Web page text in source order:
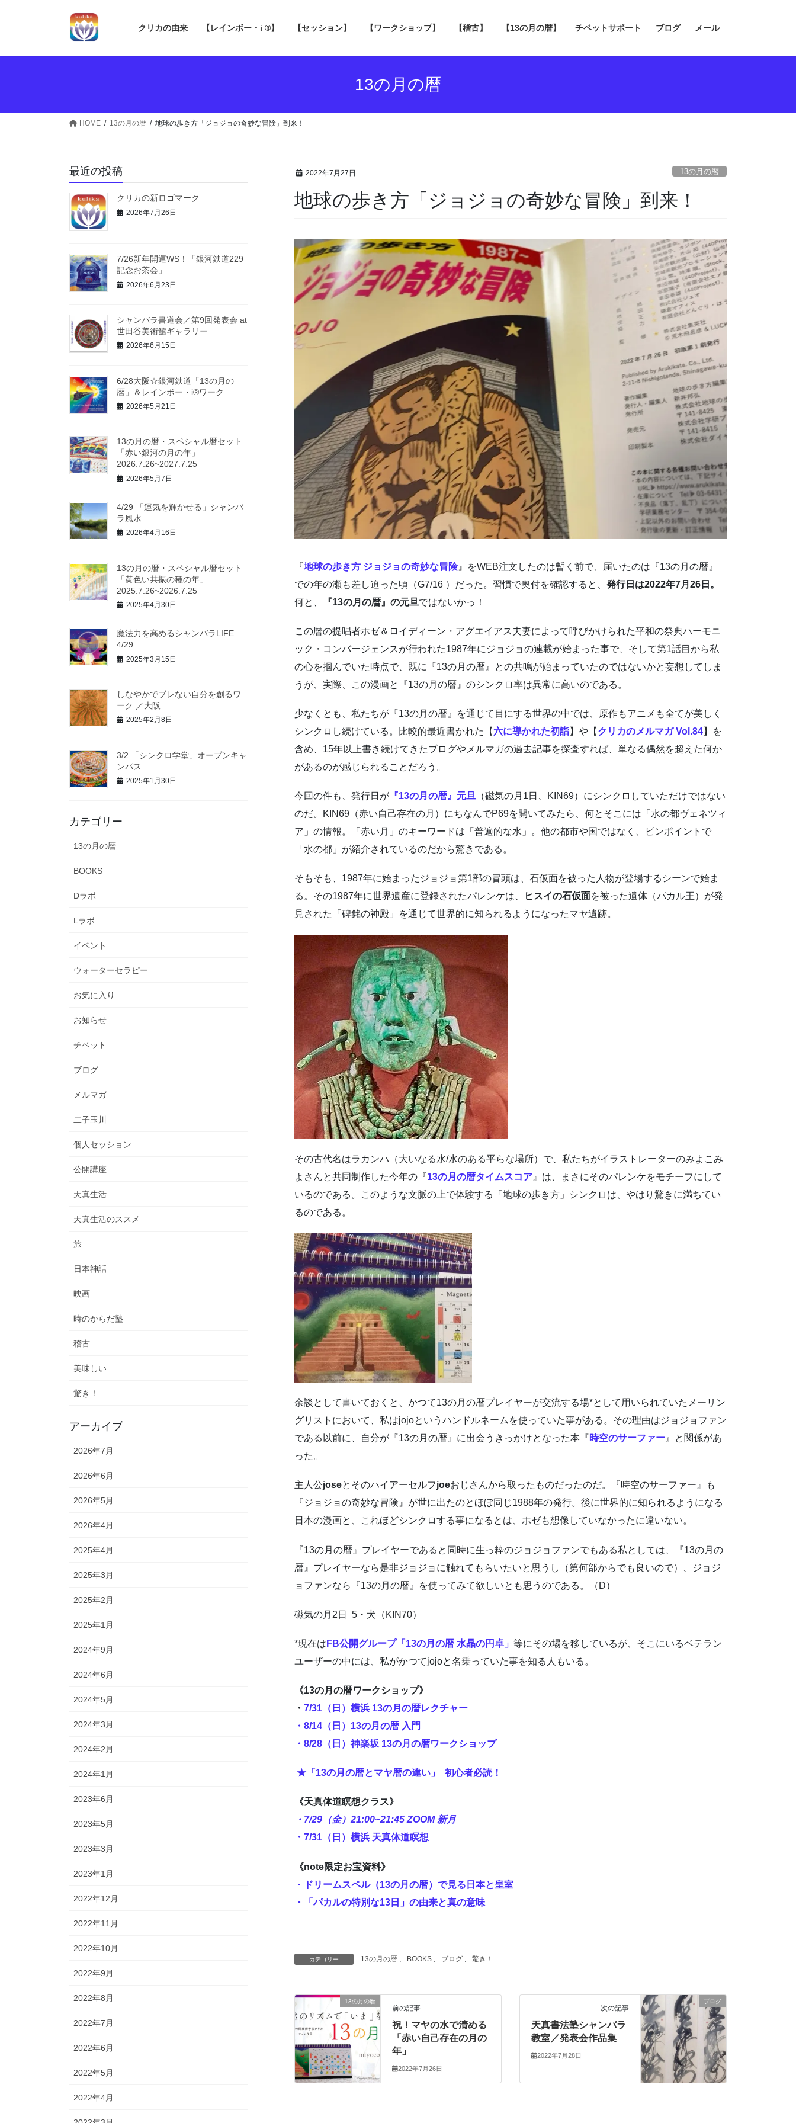
クリカの由来 【レインボー・i ®】 【セッション】 【ワークショップ】 【稽古】 【13の月の暦】 チベットサポート ブログ メール
13の月の暦
HOME 13の月の暦 地球の歩き方「ジョジョの奇妙な冒険」到来！
2022年7月27日 13の月の暦
地球の歩き方「ジョジョの奇妙な冒険」到来！
『地球の歩き方 ジョジョの奇妙な冒険』をWEB注文したのは暫く前で、届いたのは『13の月の暦』
での年の瀬も差し迫った頃（G7/16 ）だった。習慣で奥付を確認すると、 発行日は2022年7月26日。
何と、
『13の月の暦』の元旦ではないかっ！
この暦の提唱者ホゼ＆ロイディーン・アグエイアス夫妻によって呼びかけられた平和の祭典ハーモニ
ック・コンバージェンスが行われた1987年にジョジョの連載が始まった事で、そして第1話目から私
の心を掴んでいた時点で、既に『13の月の暦』との共鳴が始まっていたのではないかと妄想してしま
うが、実際、この漫画と『13の月の暦』のシンクロ率は異常に高いのである。
少なくとも、私たちが『13の月の暦』を通じて目にする世界の中では、原作もアニメも全てが美しく
シンクロし続けている。比較的最近書かれた【六に導かれた初詣】や【 クリカのメルマガ Vol.84】を
含め、15年以上書き続けてきたブログやメルマガの過去記事を探査すれば、単なる偶然を超えた何か
があるのが感じられることだろう。
今回の件も、発行日が 『13の月の暦』元旦 （磁気の月1日、KIN69）にシンクロしていただけではない
のだ。KIN69（赤い自己存在の月）にちなんでP69を開いてみたら、何とそこには「水の都ヴェネツィ
ア」の情報。「赤い月」のキーワードは「普遍的な水」。他の都市や国ではなく、ピンポイントで
「水の都」が紹介されているのだから驚きである。
そもそも、1987年に始まったジョジョ第1部の冒頭は、石仮面を被った人物が登場するシーンで始ま
る。その1987年に世界遺産に登録されたパレンケは、
ヒスイの石仮面を被った遺体（パカル王）が発
見された「碑銘の神殿」を通じて世界的に知られるようになったマヤ遺跡。
その古代名はラカンハ（大いなる水/水のある平らな場所）で、私たちがイラストレーターのみよこみ
よさんと共同制作した今年の『13の月の暦タイムスコア 』は、まさにそのパレンケをモチーフにして
いるのである。このような文脈の上で体験する「地球の歩き方」シンクロは、やはり驚きに満ちてい
るのである。
余談として書いておくと、かつて13の月の暦プレイヤーが交流する場*として用いられていたメーリン
グリストにおいて、私はjojoというハンドルネームを使っていた事がある。その理由はジョジョファン
である以前に、自分が『13の月の暦』に出会うきっかけとなった本『時空のサーファー 』と関係があ
った。
主人公joseとそのハイアーセルフjoeおじさんから取ったものだったのだ。『時空のサーファー』も
『ジョジョの奇妙な冒険』が世に出たのとほぼ同じ1988年の発行。後に世界的に知られるようになる
日本の漫画と、これほどシンクロする事になるとは、ホゼも想像していなかったに違いない。
『13の月の暦』プレイヤーであると同時に生っ粋のジョジョファンでもある私としては、『13の月の
暦』プレイヤーなら是非ジョジョに触れてもらいたいと思うし（第何部からでも良いので）、ジョジ
ョファンなら『13の月の暦』を使ってみて欲しいとも思うのである。（D）
磁気の月2日 5・犬（KIN70）
*現在は FB公開グループ「13の月の暦 水晶の円卓」 等にその場を移しているが、そこにいるベテラン
ユーザーの中には、私がかつてjojoと名乗っていた事を知る人もいる。
《13の月の暦ワークショップ》
・ 7/31（日）横浜 13の月の暦レクチャー
・8/14（日）13の月の暦 入門
・8/28（日）神楽坂 13の月の暦ワークショップ
★「13の月の暦とマヤ暦の違い」 初心者必読！
《天真体道瞑想クラス》
・7/29（金）21:00~21:45 ZOOM 新月
・7/31（日）横浜 天真体道瞑想
《note限定お宝資料》
・
ドリームスペル（13の月の暦）で見る日本と皇室
・「パカルの特別な13日」の由来と真の意味
カテゴリー 13の月の暦 、 BOOKS 、 ブログ 、 驚き！
13の月の暦
前の記事
祝！マヤの水で清める
「赤い自己存在の月の
年」
2022年7月26日
ブログ
次の記事
天真書法塾シャンバラ
教室／発表会作品集
2022年7月28日
最近の投稿
クリカの新ロゴマーク
2026年7月26日
7/26新年開運WS！「銀河鉄道229
記念お茶会」
2026年6月23日
シャンバラ書道会／第9回発表会 at
世田谷美術館ギャラリー
2026年6月15日
6/28大阪☆銀河鉄道「13の月の
暦」＆レインボー・i®ワーク
2026年5月21日
13の月の暦・スペシャル暦セット
「赤い銀河の月の年」
2026.7.26~2027.7.25
2026年5月7日
4/29 「運気を輝かせる」シャンバ
ラ風水
2026年4月16日
13の月の暦・スペシャル暦セット
「黄色い共振の種の年」
2025.7.26~2026.7.25
2025年4月30日
魔法力を高めるシャンバラLIFE
4/29
2025年3月15日
しなやかでブレない自分を創るワ
ーク ／大阪
2025年2月8日
3/2 「シンクロ学堂」オープンキャ
ンパス
2025年1月30日
カテゴリー
13の月の暦
BOOKS
Dラボ
Lラボ
イベント
ウォーターセラピー
お気に入り
お知らせ
チベット
ブログ
メルマガ
二子玉川
個人セッション
公開講座
天真生活
天真生活のススメ
旅
日本神話
映画
時のからだ塾
稽古
美味しい
驚き！
アーカイブ
2026年7月
2026年6月
2026年5月
2026年4月
2025年4月
2025年3月
2025年2月
2025年1月
2024年9月
2024年6月
2024年5月
2024年3月
2024年2月
2024年1月
2023年6月
2023年5月
2023年3月
2023年1月
2022年12月
2022年11月
2022年10月
2022年9月
2022年8月
2022年7月
2022年6月
2022年5月
2022年4月